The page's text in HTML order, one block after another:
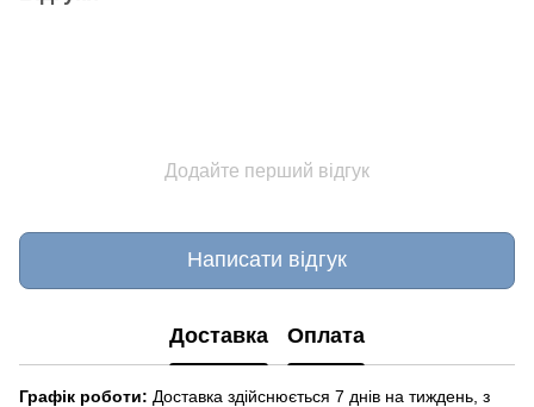
Додайте перший відгук
Написати відгук
Доставка Оплата
Графік роботи: Доставка здійснюється 7 днів на тиждень, з